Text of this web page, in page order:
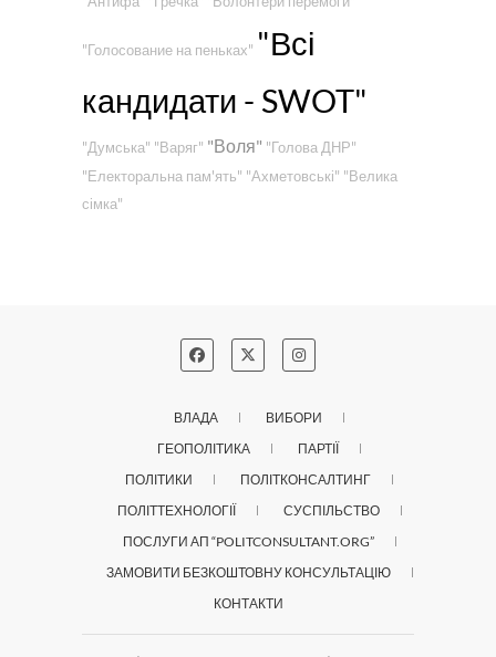
"Голосование на пеньках" "Всі
кандидати - SWOT"
"Думська" "Варяг" "Воля" "Голова ДНР"
"Електоральна пам'ять" "Ахметовські" "Велика
сімка"
ВЛАДА
ВИБОРИ
ГЕОПОЛІТИКА
ПАРТІЇ
ПОЛІТИКИ
ПОЛІТКОНСАЛТИНГ
ПОЛІТТЕХНОЛОГІЇ
СУСПІЛЬСТВО
ПОСЛУГИ АП “POLITCONSULTANT.ORG”
ЗАМОВИТИ БЕЗКОШТОВНУ КОНСУЛЬТАЦІЮ
КОНТАКТИ